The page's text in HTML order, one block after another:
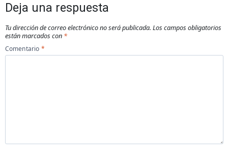
Deja una respuesta
Tu dirección de correo electrónico no será publicada. Los campos obligatorios
están marcados con *
Comentario *